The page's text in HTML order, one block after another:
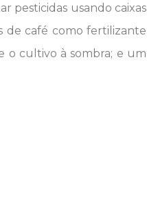
pesticidas usando caixas
de café como fertilizante
o cultivo à sombra; e um